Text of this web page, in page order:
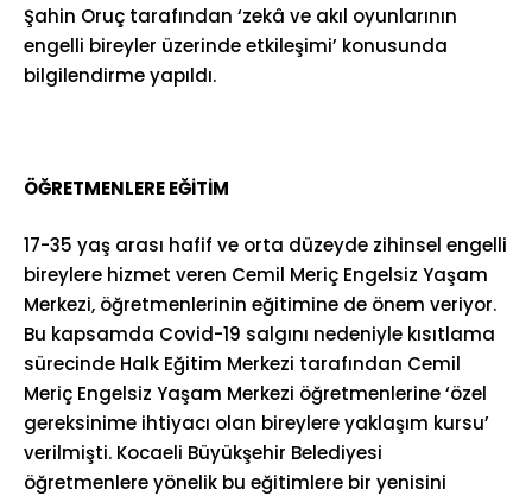
Şahin Oruç tarafından ‘zekâ ve akıl oyunlarının
engelli bireyler üzerinde etkileşimi’ konusunda
bilgilendirme yapıldı.
ÖĞRETMENLERE EĞİTİM
17-35 yaş arası hafif ve orta düzeyde zihinsel engelli
bireylere hizmet veren Cemil Meriç Engelsiz Yaşam
Merkezi, öğretmenlerinin eğitimine de önem veriyor.
Bu kapsamda Covid-19 salgını nedeniyle kısıtlama
sürecinde Halk Eğitim Merkezi tarafından Cemil
Meriç Engelsiz Yaşam Merkezi öğretmenlerine ‘özel
gereksinime ihtiyacı olan bireylere yaklaşım kursu’
verilmişti. Kocaeli Büyükşehir Belediyesi
öğretmenlere yönelik bu eğitimlere bir yenisini